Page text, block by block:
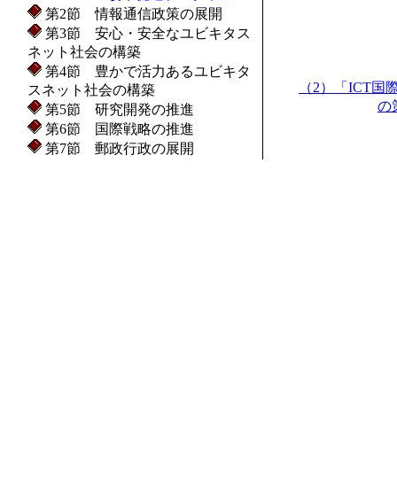
第2節 情報通信政策の展開
第3節 安心・安全なユビキタス
ネット社会の構築
第4節 豊かで活力あるユビキタ
スネット社会の構築
第5節 研究開発の推進
第6節 国際戦略の推進
第7節 郵政行政の展開
（2）「ICT国
の